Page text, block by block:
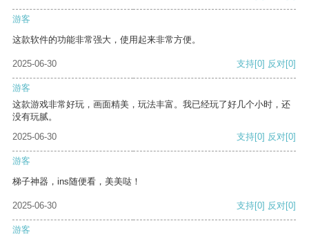
游客
这款软件的功能非常强大，使用起来非常方便。
2025-06-30 支持[0] 反对[0]
游客
这款游戏非常好玩，画面精美，玩法丰富。我已经玩了好几个小时，还
没有玩腻。
2025-06-30
支持[0] 反对[0]
游客
梯子神器，ins随便看，美美哒！
2025-06-30 支持[0] 反对[0]
游客